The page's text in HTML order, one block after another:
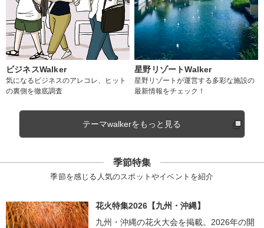
ビジネスWalker
気になるビジネスのアレコレ、ヒット
の裏側を徹底調査
星野リゾートWalker
星野リゾートが運営する多彩な施設の
最新情報をチェック！
テーマwalkerをもっと見る
季節特集
季節を感じる人気のスポットやイベントを紹介
花火特集2026【九州・沖縄】
九州・沖縄の花火大会を掲載。2026年の開